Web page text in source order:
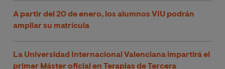
A partir del 20 de enero, los alumnos VIU podrán
ampliar su matrícula
La Universidad Internacional Valenciana impartirá el
primer Máster oficial en Terapias de Tercera